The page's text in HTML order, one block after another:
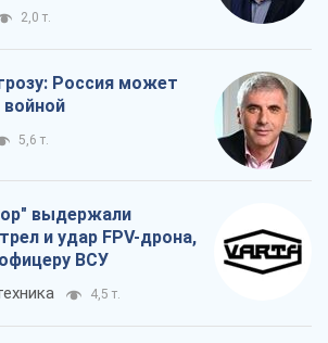
2,0 т.
Россия может
5,6 т.
выдержали
и удар FPV-дрона,
ВСУ
4,5 т.